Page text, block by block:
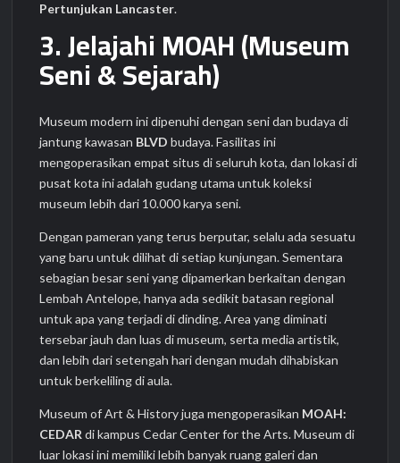
Pertunjukan Lancaster.
3. Jelajahi MOAH (Museum
Seni & Sejarah)
Museum modern ini dipenuhi dengan seni dan budaya di
jantung kawasan BLVD budaya. Fasilitas ini
mengoperasikan empat situs di seluruh kota, dan lokasi di
pusat kota ini adalah gudang utama untuk koleksi
museum lebih dari 10.000 karya seni.
Dengan pameran yang terus berputar, selalu ada sesuatu
yang baru untuk dilihat di setiap kunjungan. Sementara
sebagian besar seni yang dipamerkan berkaitan dengan
Lembah Antelope, hanya ada sedikit batasan regional
untuk apa yang terjadi di dinding. Area yang diminati
tersebar jauh dan luas di museum, serta media artistik,
dan lebih dari setengah hari dengan mudah dihabiskan
untuk berkeliling di aula.
Museum of Art & History juga mengoperasikan MOAH:
CEDAR di kampus Cedar Center for the Arts. Museum di
luar lokasi ini memiliki lebih banyak ruang galeri dan